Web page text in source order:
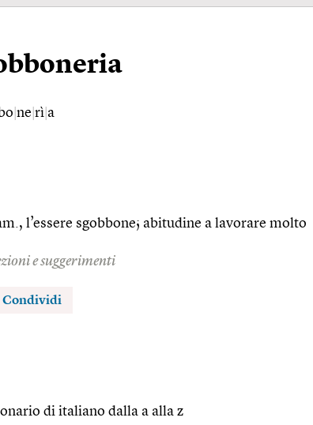
ne rì a
l’essere sgobbone; abitudine a lavorare molto
e suggerimenti
Condividi
di italiano dalla a alla z